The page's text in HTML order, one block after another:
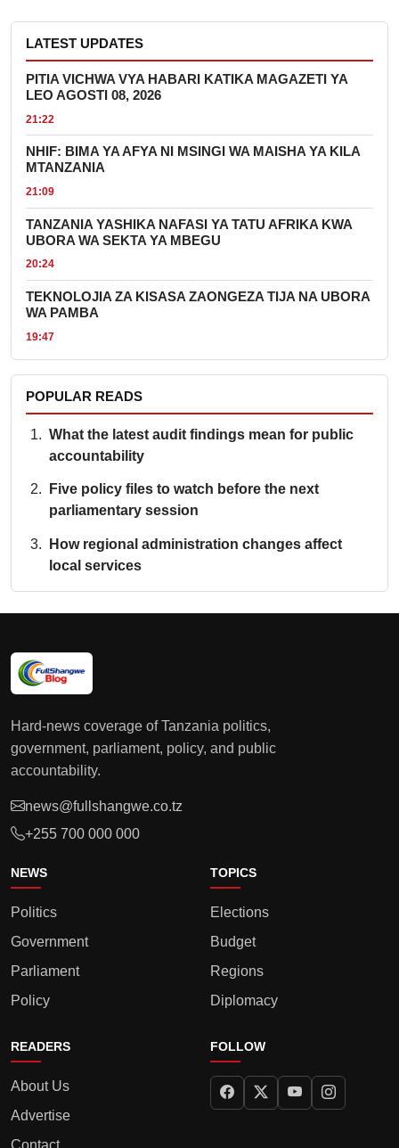
LATEST UPDATES
PITIA VICHWA VYA HABARI KATIKA MAGAZETI YA
LEO AGOSTI 08, 2026
21:22
NHIF: BIMA YA AFYA NI MSINGI WA MAISHA YA KILA
MTANZANIA
21:09
TANZANIA YASHIKA NAFASI YA TATU AFRIKA KWA
UBORA WA SEKTA YA MBEGU
20:24
TEKNOLOJIA ZA KISASA ZAONGEZA TIJA NA UBORA
WA PAMBA
19:47
POPULAR READS
What the latest audit findings mean for public
accountability
Five policy files to watch before the next
parliamentary session
How regional administration changes affect
local services
Hard-news coverage of Tanzania politics,
government, parliament, policy, and public
accountability.
news@fullshangwe.co.tz
+255 700 000 000
NEWS
Politics
Government
Parliament
Policy
TOPICS
Elections
Budget
Regions
Diplomacy
READERS
About Us
Advertise
Contact
FOLLOW